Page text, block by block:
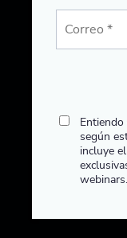
según
incluye
webinars.